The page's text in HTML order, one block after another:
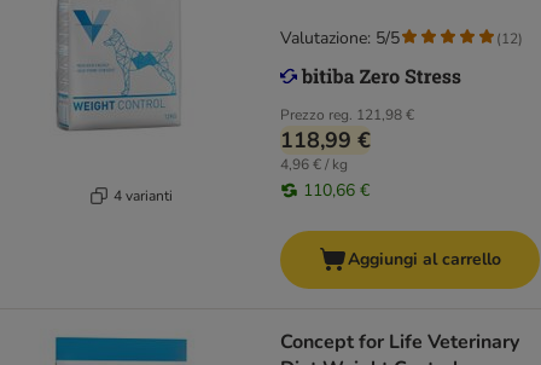
4 varianti
Prezzo reg. 121,98 €
118,99 €
4,96 € / kg
110,66 €
Valutazione: 5/5 (12)
Aggiungi al carrello
Concept for Life Veterinary